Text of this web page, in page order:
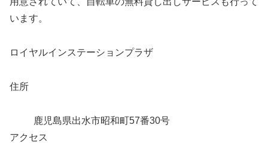
います。
ロイヤルインステーションプラザ
住所
鹿児島県出水市昭和町57番30号
アクセス